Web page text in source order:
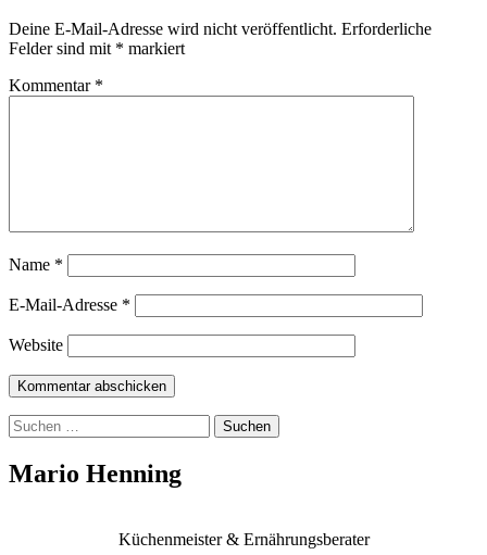
Deine E-Mail-Adresse wird nicht veröffentlicht. Erforderliche
Felder sind mit * markiert
Kommentar *
Name *
E-Mail-Adresse *
Website
Suchen
nach:
Mario Henning
Küchenmeister & Ernährungsberater